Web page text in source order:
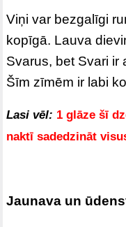
Viņi var bezgalīgi
kopīgā. Lauva
Svarus, bet Svari ir
Šīm zīmēm ir labi
Lasi vēl: 1 glāze šī
naktī sadedzināt
Jaunava un